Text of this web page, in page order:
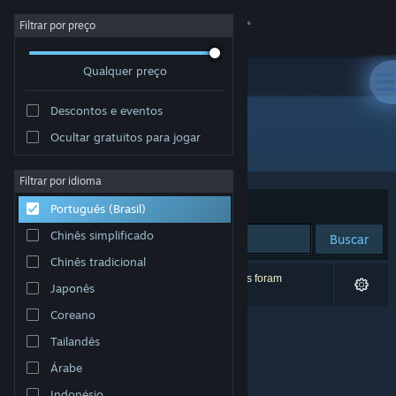
Iniciar sessão
Sobre
Suporte
Alterar idioma
Baixe o aplicativo móvel do Steam
Ver versão para computadores
Filtrar por preço
Qualquer preço
Descontos e eventos
Ocultar gratuitos para jogar
Filtrar por idioma
Português (Brasil)
Chinês simplificado
Chinês tradicional
Japonês
Coreano
Tailandês
Árabe
Distribuidora: Anate Studio
Ordenar por Relevância
Buscar
0 resultados correspondem à sua busca. 8 títulos foram
excluídos de acordo com as suas preferências.